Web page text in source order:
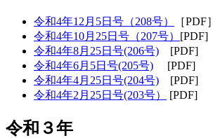
令和4年12月5日号（208号）
［PDF］
令和4年10月25日号（207号） [PDF]
令和4年8月25日号(206号) [PDF]
令和4年6月5日号(205号) [PDF]
令和4年4月25日号(204号) [PDF]
令和4年2月25日号(203号）
[PDF]
令和３年